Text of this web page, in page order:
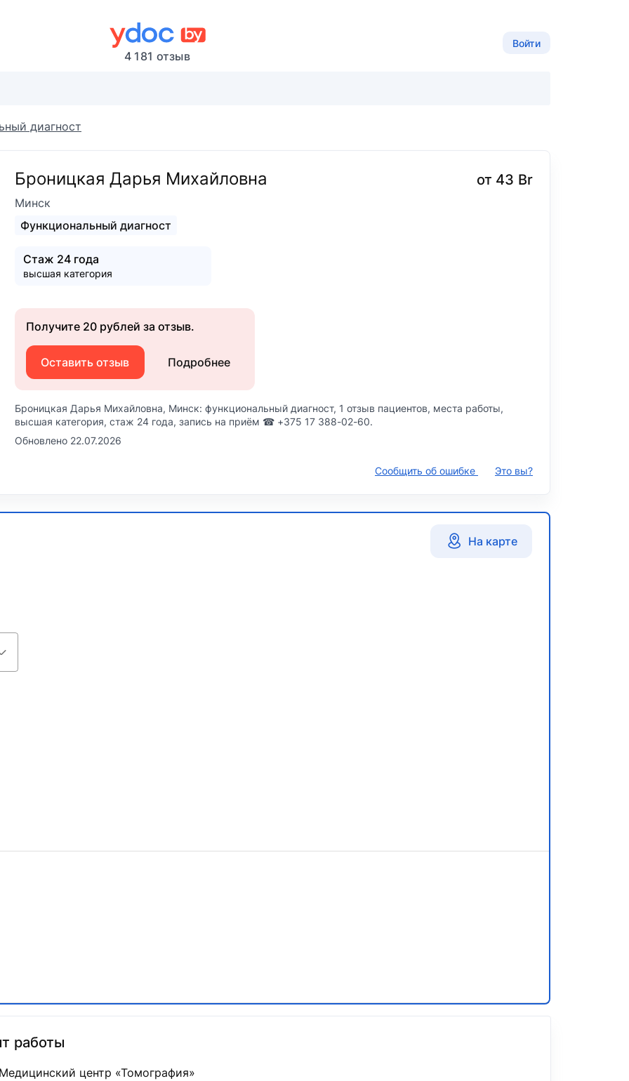
4 181 отзыв
Войти
диагност
Броницкая Дарья Михайловна
Минск
от 43 Br
Функциональный диагност
Стаж 24 года
высшая категория
Получите 20 рублей за отзыв.
Оставить отзыв Подробнее
Броницкая Дарья Михайловна, Минск: функциональный диагност, 1 отзыв пациентов, места работы,
высшая категория, стаж 24 года, запись на приём ☎ +375 17 388-02-60.
Обновлено 22.07.2026
Сообщить об ошибке Это вы?
На карте
работы
центр «Томография»